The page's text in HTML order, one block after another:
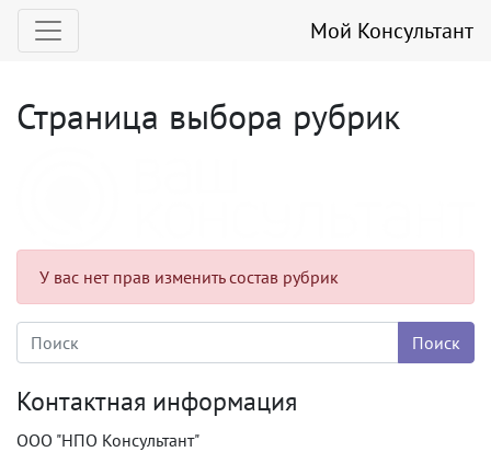
Мой Консультант
Страница выбора рубрик
У вас нет прав изменить состав рубрик
Контактная информация
ООО "НПО Консультант"